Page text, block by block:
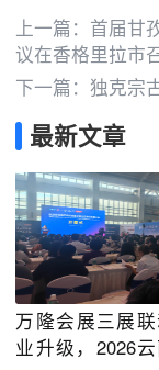
上一篇： 首届甘
议在香格里拉市
下一篇：独克宗
最新文章
万隆会展三展
业升级，2026